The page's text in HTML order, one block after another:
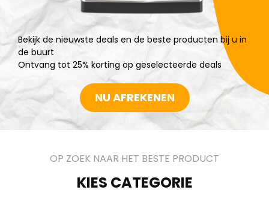
Bekijk de nieuwste deals en de beste producten bij u in
de buurt
Ontvang tot 25% korting op geselecteerde deals
NU AFREKENEN
OP ZOEK NAAR HET BESTE PRODUCT
KIES CATEGORIE